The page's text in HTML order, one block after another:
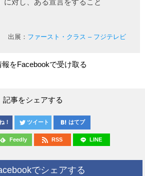
に対し、ある宣言をすること
出展： ファースト・クラス – フジテレビ
をFacebookで受け取る
記事をシェアする
！ ツイート はてブ
Feedly RSS LINE
でシェアする